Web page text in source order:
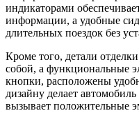
индикаторами
информации, а удобные
длительных поездок без
Кроме того, детали
собой, а функциональные
кнопки, расположены
дизайну делает
вызывает положительные